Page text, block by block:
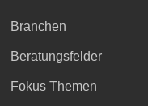
Branchen
Beratungsfelder
Fokus Themen